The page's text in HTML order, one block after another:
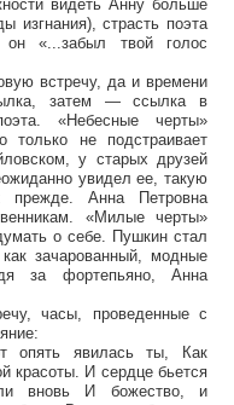
видеть Анну больше
изгнания), страсть поэта
он «...забыл твой голос
встречу, да и времени
затем — ссылка в
«Небесные черты»
только не подстраивает
у старых друзей
увидел ее, такую
прежде. Анна Петровна
«Милые черты»
о себе. Пушкин стал
зачарованный, модные
за фортепьяно, Анна
часы, проведенные с
опять явилась ты, Как
красоты. И сердце бьется
вновь И божество, и